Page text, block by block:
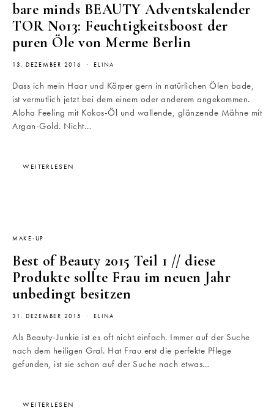
bare minds BEAUTY Adventskalender
TOR No13: Feuchtigkeitsboost der
puren Öle von Merme Berlin
13. DEZEMBER 2016 ELINA
Dass ich mein Haar und Körper gern in natürlichen Ölen bade,
ist vermutlich jetzt bei dem einem oder anderem angekommen.
Aloha Feeling mit Kokos-Öl und wallende, glänzende Mähne mit
Argan-Gold. Nicht…
WEITERLESEN
MAKE-UP
Best of Beauty 2015 Teil 1 // diese
Produkte sollte Frau im neuen Jahr
unbedingt besitzen
31. DEZEMBER 2015 ELINA
Als Beauty-Junkie ist es oft nicht einfach. Immer auf der Suche
nach dem heiligen Gral. Hat Frau erst die perfekte Pflege
gefunden, ist sie schon auf der Suche nach etwas…
WEITERLESEN